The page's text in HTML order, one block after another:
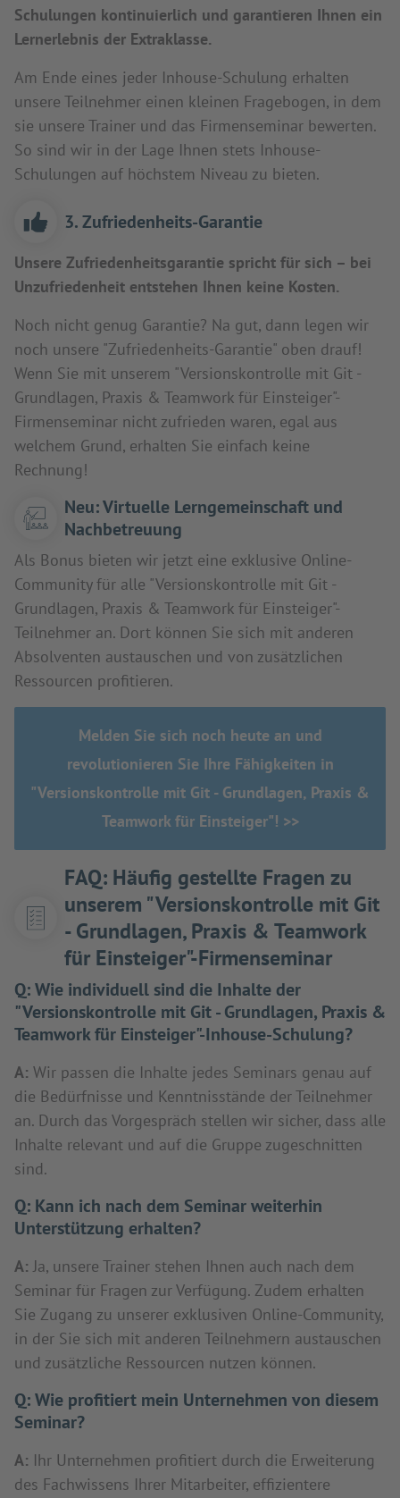
Schulungen kontinuierlich und garantieren Ihnen ein
Lernerlebnis der Extraklasse.
Am Ende eines jeder Inhouse-Schulung erhalten
unsere Teilnehmer einen kleinen Fragebogen, in dem
sie unsere Trainer und das Firmenseminar bewerten.
So sind wir in der Lage Ihnen stets Inhouse-
Schulungen auf höchstem Niveau zu bieten.
3. Zufriedenheits-Garantie
Unsere Zufriedenheitsgarantie spricht für sich – bei
Unzufriedenheit entstehen Ihnen keine Kosten.
Noch nicht genug Garantie? Na gut, dann legen wir
noch unsere "Zufriedenheits-Garantie" oben drauf!
Wenn Sie mit unserem "Versionskontrolle mit Git -
Grundlagen, Praxis & Teamwork für Einsteiger"-
Firmenseminar nicht zufrieden waren, egal aus
welchem Grund, erhalten Sie einfach keine
Rechnung!
Neu: Virtuelle Lerngemeinschaft und
Nachbetreuung
Als Bonus bieten wir jetzt eine exklusive Online-
Community für alle "Versionskontrolle mit Git -
Grundlagen, Praxis & Teamwork für Einsteiger"-
Teilnehmer an. Dort können Sie sich mit anderen
Absolventen austauschen und von zusätzlichen
Ressourcen profitieren.
Melden Sie sich noch heute an und
revolutionieren Sie Ihre Fähigkeiten in
"Versionskontrolle mit Git - Grundlagen, Praxis &
Teamwork für Einsteiger"! >>
FAQ: Häufig gestellte Fragen zu
unserem "Versionskontrolle mit Git
- Grundlagen, Praxis & Teamwork
für Einsteiger"-Firmenseminar
Q:Wie individuell sind die Inhalte der
"Versionskontrolle mit Git - Grundlagen, Praxis &
Teamwork für Einsteiger"-Inhouse-Schulung?
A: Wir passen die Inhalte jedes Seminars genau auf
die Bedürfnisse und Kenntnisstände der Teilnehmer
an. Durch das Vorgespräch stellen wir sicher, dass alle
Inhalte relevant und auf die Gruppe zugeschnitten
sind.
Q: Kann ich nach dem Seminar weiterhin
Unterstützung erhalten?
A: Ja, unsere Trainer stehen Ihnen auch nach dem
Seminar für Fragen zur Verfügung. Zudem erhalten
Sie Zugang zu unserer exklusiven Online-Community,
in der Sie sich mit anderen Teilnehmern austauschen
und zusätzliche Ressourcen nutzen können.
Q:Wie profitiert mein Unternehmen von diesem
Seminar?
A: Ihr Unternehmen profitiert durch die Erweiterung
des Fachwissens Ihrer Mitarbeiter, effizientere